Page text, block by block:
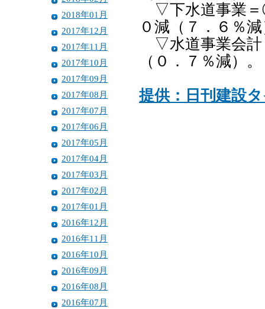
2018年01月
2017年12月
2017年11月
2017年10月
2017年09月
2017年08月
2017年07月
2017年06月
2017年05月
2017年04月
2017年03月
2017年02月
2017年01月
2016年12月
2016年11月
2016年10月
2016年09月
2016年08月
2016年07月
▽下水道事業＝
０減（７．６％
▽水道事業会計
（０．７％減）。
提供：日刊建設